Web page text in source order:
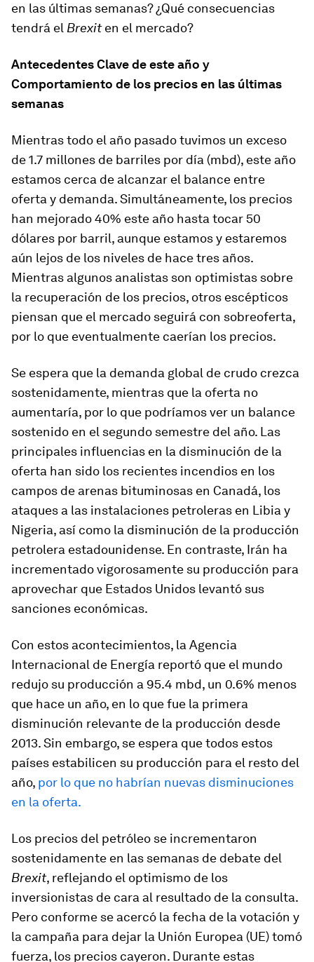
en las últimas semanas? ¿Qué consecuencias
tendrá el Brexiten el mercado?
Antecedentes Clave de este año y
Comportamiento de los precios en las últimas
semanas
Mientras todo el año pasado tuvimos un exceso
de 1.7 millones de barriles por día (mbd), este año
estamos cerca de alcanzar el balance entre
oferta y demanda. Simultáneamente, los precios
han mejorado 40% este año hasta tocar 50
dólares por barril, aunque estamos y estaremos
aún lejos de los niveles de hace tres años.
Mientras algunos analistas son optimistas sobre
la recuperación de los precios, otros escépticos
piensan que el mercado seguirá con sobreoferta,
por lo que eventualmente caerían los precios.
Se espera que la demanda global de crudo crezca
sostenidamente, mientras que la oferta no
aumentaría, por lo que podríamos ver un balance
sostenido en el segundo semestre del año. Las
principales influencias en la disminución de la
oferta han sido los recientes incendios en los
campos de arenas bituminosas en Canadá, los
ataques a las instalaciones petroleras en Libia y
Nigeria, así como la disminución de la producción
petrolera estadounidense. En contraste, Irán ha
incrementado vigorosamente su producción para
aprovechar que Estados Unidos levantó sus
sanciones económicas.
Con estos acontecimientos, la Agencia
Internacional de Energía reportó que el mundo
redujo su producción a 95.4 mbd, un 0.6% menos
que hace un año, en lo que fue la primera
disminución relevante de la producción desde
2013. Sin embargo, se espera que todos estos
países estabilicen su producción para el resto del
año, por lo que no habrían nuevas disminuciones
en la oferta.
Los precios del petróleo se incrementaron
sostenidamente en las semanas de debate del
Brexit, reflejando el optimismo de los
inversionistas de cara al resultado de la consulta.
Pero conforme se acercó la fecha de la votación y
la campaña para dejar la Unión Europea (UE) tomó
fuerza, los precios cayeron. Durante estas